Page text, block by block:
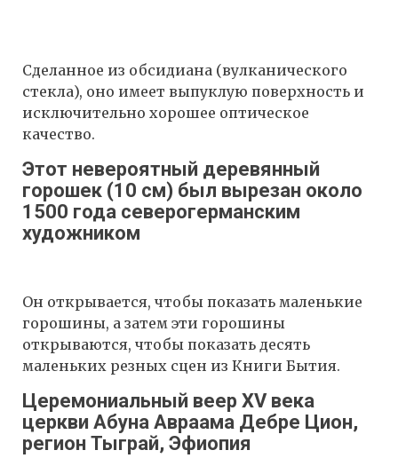
Сделанное из обсидиана (вулканического
стекла), оно имеет выпуклую поверхность и
исключительно хорошее оптическое
качество.
Этот невероятный деревянный
горошек (10 см) был вырезан около
1500 года северогерманским
художником
Он открывается, чтобы показать маленькие
горошины, а затем эти горошины
открываются, чтобы показать десять
маленьких резных сцен из Книги Бытия.
Церемониальный веер XV века
церкви Абуна Авраама Дебре Цион,
регион Тыграй, Эфиопия